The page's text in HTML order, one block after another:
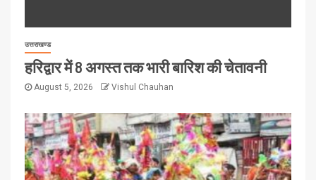
उत्तराखण्ड
हरिद्वार में 8 अगस्त तक भारी बारिश की चेतावनी
August 5, 2026 Vishul Chauhan